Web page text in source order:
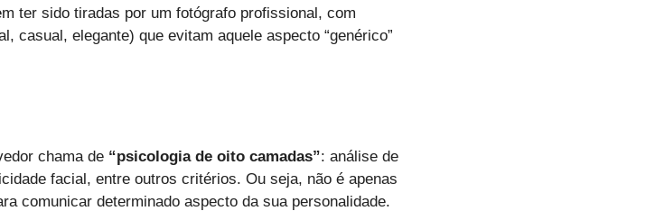
ter sido tiradas por um fotógrafo profissional, com
casual, elegante) que evitam aquele aspecto “genérico”
chama de “psicologia de oito camadas”: análise de
facial, entre outros critérios. Ou seja, não é apenas
comunicar determinado aspecto da sua personalidade.